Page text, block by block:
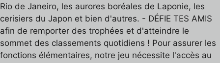
Rio de Janeiro, les aurores boréales de Laponie, les
cerisiers du Japon et bien d'autres. - DÉFIE TES AMIS
afin de remporter des trophées et d'atteindre le
sommet des classements quotidiens ! Pour assurer les
fonctions élémentaires, notre jeu nécessite l'accès au